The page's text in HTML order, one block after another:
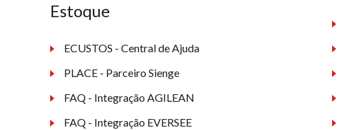
Estoque
ECUSTOS - Central de Ajuda
PLACE - Parceiro Sienge
FAQ - Integração AGILEAN
FAQ - Integração EVERSEE